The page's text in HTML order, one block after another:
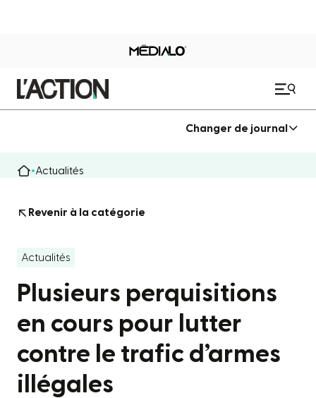
Changer de journal
Actualités
Revenir à la catégorie
Actualités
Plusieurs perquisitions
en cours pour lutter
contre le trafic d’armes
illégales